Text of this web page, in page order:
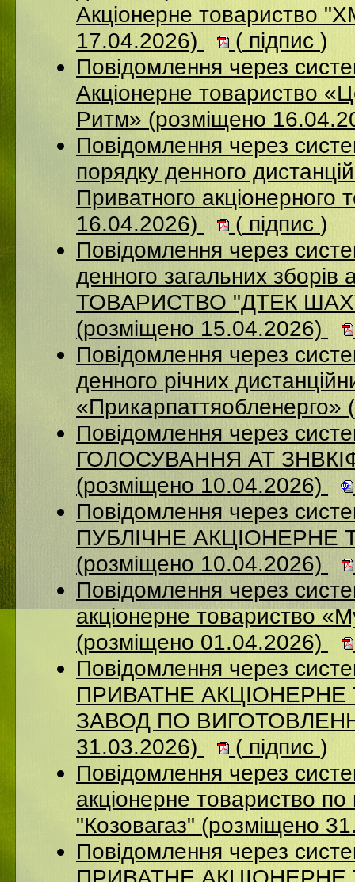
Акціонерне
17.04.2026)
( підпис )
Повідомлення через
Акціонерне товариство
Ритм» (розміщено
Повідомлення через
порядку денного
Приватного
16.04.2026)
( підпис )
Повідомлення через
денного загальних
ТОВАРИСТВО "ДТЕК
(розміщено 15.04.2026)
Повідомлення через
денного річних
Повідомлення через
ГОЛОСУВАННЯ АТ
(розміщено 10.04.2026)
Повідомлення через
ПУБЛІЧНЕ
(розміщено 10.04.2026)
Повідомлення через
акціонерне товариство
(розміщено 01.04.2026)
Повідомлення через
ПРИВАТНЕ
ЗАВОД ПО
31.03.2026)
( підпис )
Повідомлення через
акціонерне товариство по
"Козовагаз" (розміщено
Повідомлення через